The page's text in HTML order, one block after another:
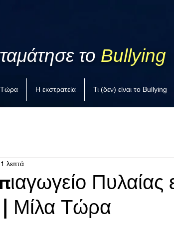
το Bullying
Τώρα Η εκστρατεία Τι (δεν) είναι το Bullying
Πυλαίας
Μίλα Τώρα
λεπτά